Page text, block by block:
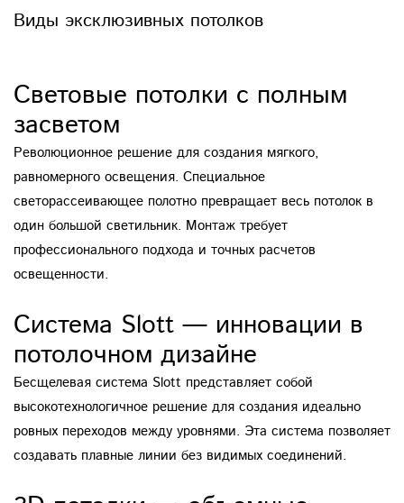
Виды эксклюзивных потолков
Световые потолки с полным
засветом
Революционное решение для создания мягкого,
равномерного освещения. Специальное
светорассеивающее полотно превращает весь потолок в
один большой светильник. Монтаж требует
профессионального подхода и точных расчетов
освещенности.
Система Slott — инновации в
потолочном дизайне
Бесщелевая система Slott представляет собой
высокотехнологичное решение для создания идеально
ровных переходов между уровнями. Эта система позволяет
создавать плавные линии без видимых соединений.